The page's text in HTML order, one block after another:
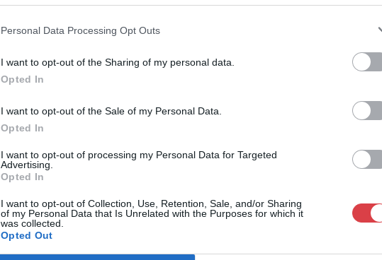
Personal Data Processing Opt Outs
I want to opt-out of the Sharing of my personal data.
Opted In
I want to opt-out of the Sale of my Personal Data.
Opted In
I want to opt-out of processing my Personal Data for Targeted
Advertising.
Opted In
I want to opt-out of Collection, Use, Retention, Sale, and/or Sharing
of my Personal Data that Is Unrelated with the Purposes for which it
was collected.
Opted Out
Bemutatkozás: Az ország legnagyobb múltú, 240
BÁV ZRt. óriási tapasztalatával, szakmai tekintélyével
műkereskedelem meghatározó szereplője. A 2007-
műkereskedelem egyik legfontosabb színterévé,
műkereskedelmi üzlethálózatával rendelkező BÁV